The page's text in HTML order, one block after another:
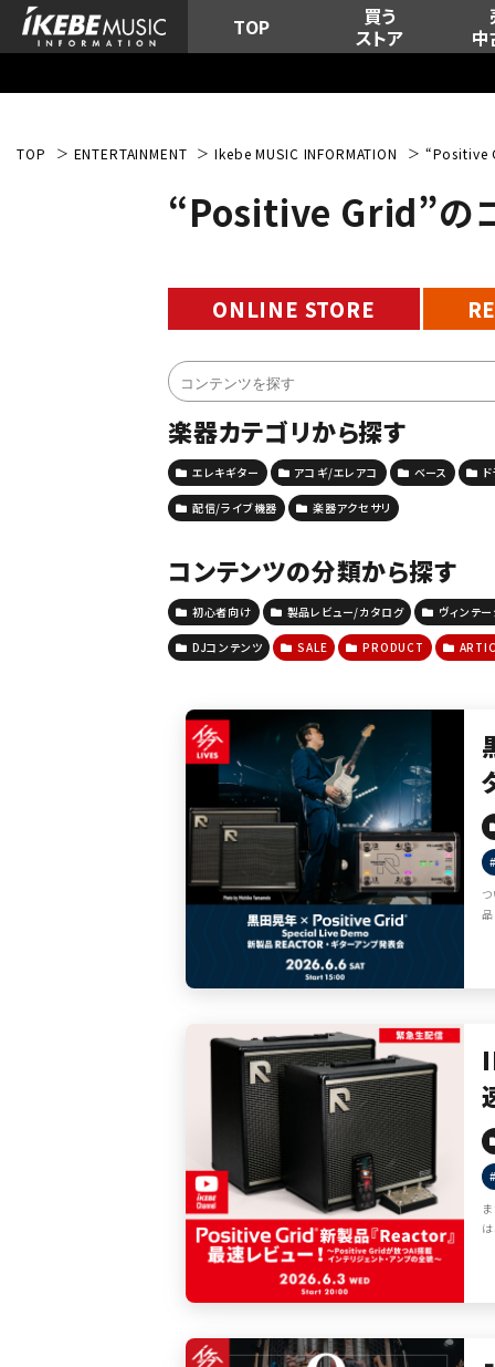
TOP
買う
ストア
TOP ENTERTAINMENT Ikebe MUSIC INFORMATION “Positive
“Positive Grid”の
ONLINE STORE
楽器カテゴリから探す
エレキギター アコギ/エレアコ ベース
配信/ライブ機器 楽器アクセサリ
コンテンツの分類から探す
初心者向け 製品レビュー/カタログ ヴィンテ
DJコンテンツ SALE PRODUCT